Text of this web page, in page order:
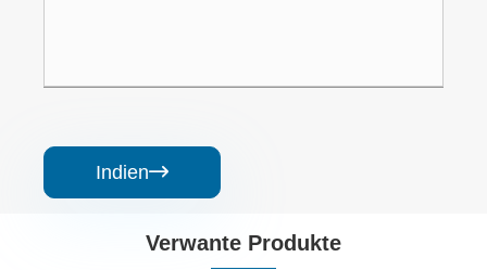
Indien
Verwante Produkte